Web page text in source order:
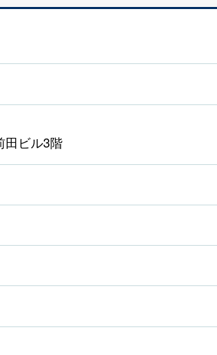
田ビル3階